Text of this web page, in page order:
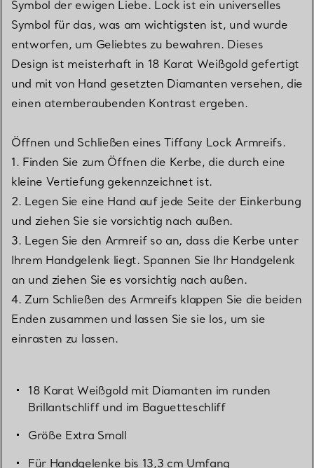
Symbol der ewigen Liebe. Lock ist ein universelles
Symbol für das, was am wichtigsten ist, und wurde
entworfen, um Geliebtes zu bewahren. Dieses
Design ist meisterhaft in 18 Karat Weißgold gefertigt
und mit von Hand gesetzten Diamanten versehen, die
einen atemberaubenden Kontrast ergeben.
Öffnen und Schließen eines Tiffany Lock Armreifs.
1. Finden Sie zum Öffnen die Kerbe, die durch eine
kleine Vertiefung gekennzeichnet ist.
2. Legen Sie eine Hand auf jede Seite der Einkerbung
und ziehen Sie sie vorsichtig nach außen.
3. Legen Sie den Armreif so an, dass die Kerbe unter
Ihrem Handgelenk liegt. Spannen Sie Ihr Handgelenk
an und ziehen Sie es vorsichtig nach außen.
4. Zum Schließen des Armreifs klappen Sie die beiden
Enden zusammen und lassen Sie sie los, um sie
einrasten zu lassen.
18 Karat Weißgold mit Diamanten im runden
Brillantschliff und im Baguetteschliff
Größe Extra Small
Für Handgelenke bis 13,3 cm Umfang